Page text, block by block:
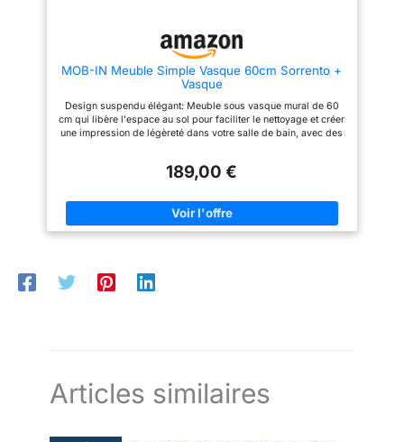
shape : Rectangulaire
MOB-IN Meuble Simple Vasque 60cm Sorrento +
Vasque
Design suspendu élégant: Meuble sous vasque mural de 60
cm qui libère l'espace au sol pour faciliter le nettoyage et créer
une impression de légèreté dans votre salle de bain, avec des
Livré avec une vasque intégrée en céramique de 61 cm de
pour votre lavabo avec un design harmonieux et moderne
Rangement optimisé: Équipé de deux tiroirs spacieux
permettant d'organiser et de ranger facilement tous vos
qualité garantissant une grande durabilité et une résistance à
l'humidité, idéal pour une utilisation quotidienne dans un
189,00 €
Articles similaires